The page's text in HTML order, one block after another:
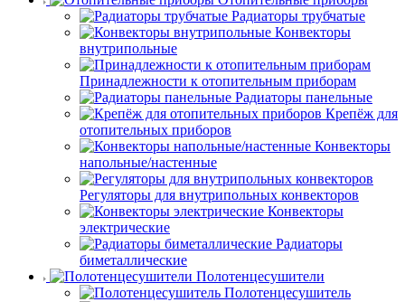
Радиаторы трубчатые
Конвекторы
внутрипольные
Принадлежности к отопительным приборам
Радиаторы панельные
Крепёж для
отопительных приборов
Конвекторы
напольные/настенные
Регуляторы для внутрипольных конвекторов
Конвекторы
электрические
Радиаторы
биметаллические
Полотенцесушители
Полотенцесушитель